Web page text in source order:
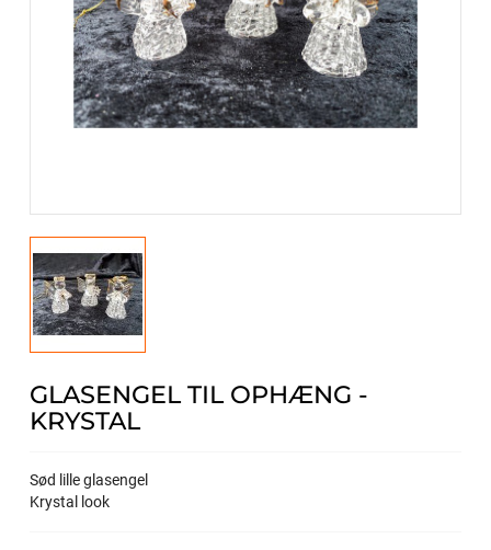
GLASENGEL TIL OPHÆNG -
KRYSTAL
Sød lille glasengel
Krystal look